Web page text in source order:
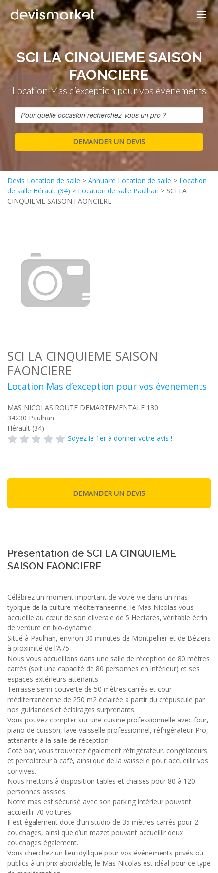
SCI LA CINQUIEME SAISON
FAONCIERE
Location Mas d’exception pour vos évenements
Devis Location de salle > Annuaire Location de salle > Location
de salle Hérault (34) > Location de salle Paulhan > SCI LA
CINQUIEME SAISON FAONCIERE
SCI LA CINQUIEME SAISON
FAONCIERE
Location Mas d’exception pour vos évenements
MAS NICOLAS ROUTE DEMARTEMENTALE 130
34230 Paulhan
Hérault (34)
Soyez le 1er à donner votre avis !
Présentation de SCI LA CINQUIEME
SAISON FAONCIERE
Célébrez un moment important de votre vie dans un mas
typique de la culture méditerranéenne, le Mas Nicolas vous
accueille au cœur de son oliveraie de 5 Hectares, véritable écrin
de verdure en bio-dynamie.
Situé à Paulhan, environ 30 minutes de Montpellier et de Béziers
à proximité de l’A75.
Nous vous accueillons dans une salle de réception de 80 mètres
carrés (soit une capacité de 80 personnes en intérieur) et ses
espaces extérieurs attenants :
Terrasse semi-couverte de 50 mètres carrés et cour
méditerranéenne de 250 m2 éclairée à partir du crépuscule par
nos guirlandes et éclairages surprenants.
Vous pouvez compter sur une cuisine professionnelle avec four,
piano de cuisson, lave vaisselle professionnel, réfrigérateur Pro,
attenante à la salle de réception.
Coté bar, vous trouverez également réfrigérateur, congélateurs
et percolateur à café, ainsi que de la vaisselle pour accueillir vos
convives.
Nous mettons à disposition tables et chaises pour 80 à 120
personnes assises.
Notre mas est sécurisé avec son parking intérieur pouvant
accueillir 70 voitures.
Il est également doté d’un studio de 35 mètres carrés pour 2
couchages, ainsi que d’un mazet pouvant accueillir deux
couchages également.
Vous cherchez un lieu idyllique pour vos événements privés ou
publics à un prix abordable, le Mas Nicolas est idéal pour ce type